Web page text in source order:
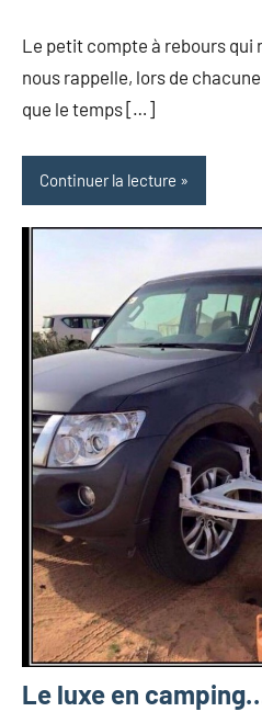
Le petit compte à rebours qui
nous rappelle, lors de
que le temps […]
Continuer la lecture
Le luxe en